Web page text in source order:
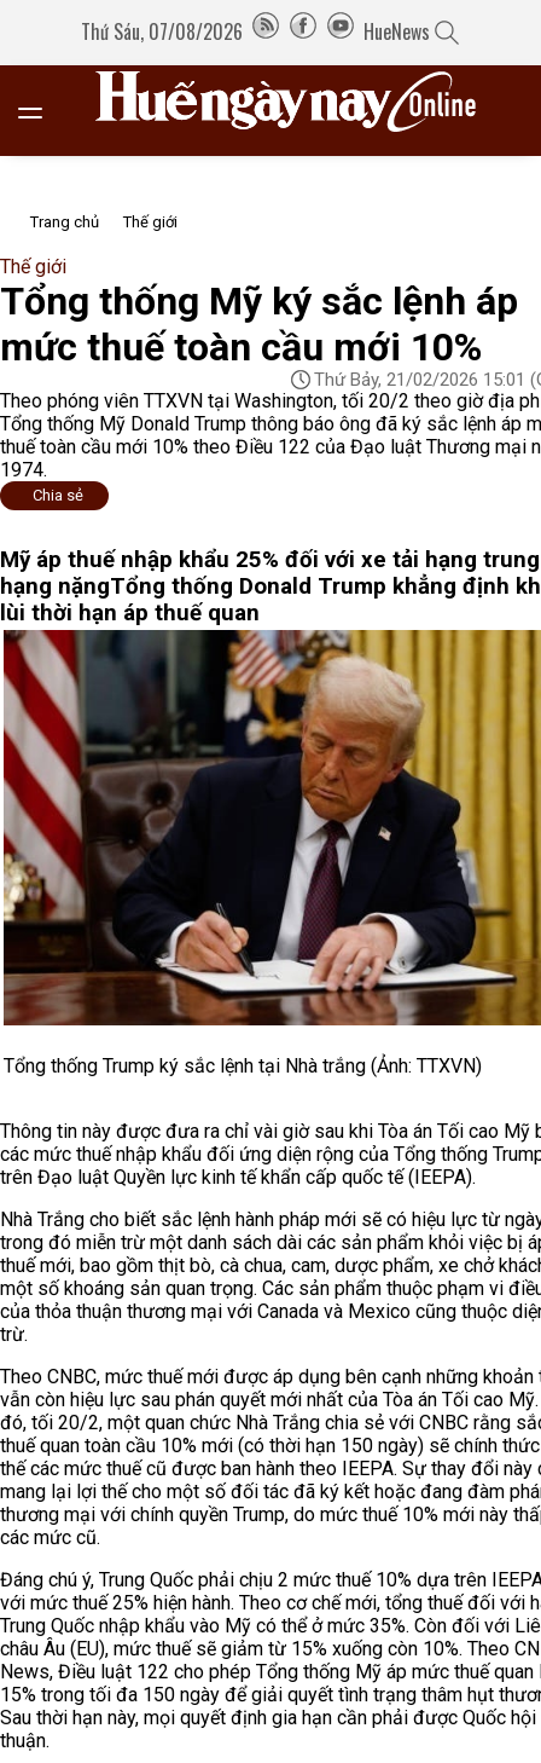
Thứ Sáu, 07/08/2026 HueNews
Trang chủ Thế giới
Thế giới
Tổng thống Mỹ ký sắc lệnh áp
mức thuế toàn cầu mới 10%
Thứ Bảy, 21/02/2026 15:01
Theo phóng viên TTXVN tại Washington, tối 20/2 theo giờ địa
Tổng thống Mỹ Donald Trump thông báo ông đã ký sắc lệnh áp
thuế toàn cầu mới 10% theo Điều 122 của Đạo luật Thương mại
1974.
Chia sẻ
Mỹ áp thuế nhập khẩu 25% đối với xe tải hạng
hạng nặngTổng thống Donald Trump khẳng định
lùi thời hạn áp thuế quan
Tổng thống Trump ký sắc lệnh tại Nhà trắng (Ảnh: TTXVN)
Thông tin này được đưa ra chỉ vài giờ sau khi Tòa án Tối cao Mỹ
các mức thuế nhập khẩu đối ứng diện rộng của Tổng thống
trên Đạo luật Quyền lực kinh tế khẩn cấp quốc tế (IEEPA).
Nhà Trắng cho biết sắc lệnh hành pháp mới sẽ có hiệu lực từ
trong đó miễn trừ một danh sách dài các sản phẩm khỏi việc bị
thuế mới, bao gồm thịt bò, cà chua, cam, dược phẩm, xe chở
một số khoáng sản quan trọng. Các sản phẩm thuộc phạm vi
của thỏa thuận thương mại với Canada và Mexico cũng thuộc
trừ.
Theo CNBC, mức thuế mới được áp dụng bên cạnh những khoản
vẫn còn hiệu lực sau phán quyết mới nhất của Tòa án Tối cao
đó, tối 20/2, một quan chức Nhà Trắng chia sẻ với CNBC rằng
thuế quan toàn cầu 10% mới (có thời hạn 150 ngày) sẽ chính
thế các mức thuế cũ được ban hành theo IEEPA. Sự thay đổi này
mang lại lợi thế cho một số đối tác đã ký kết hoặc đang đàm
thương mại với chính quyền Trump, do mức thuế 10% mới này
các mức cũ.
Đáng chú ý, Trung Quốc phải chịu 2 mức thuế 10% dựa trên
với mức thuế 25% hiện hành. Theo cơ chế mới, tổng thuế đối với
Trung Quốc nhập khẩu vào Mỹ có thể ở mức 35%. Còn đối với
châu Âu (EU), mức thuế sẽ giảm từ 15% xuống còn 10%. Theo
News, Điều luật 122 cho phép Tổng thống Mỹ áp mức thuế quan
15% trong tối đa 150 ngày để giải quyết tình trạng thâm hụt
Sau thời hạn này, mọi quyết định gia hạn cần phải được Quốc
thuận.